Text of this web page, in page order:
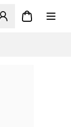
modal para iniciar